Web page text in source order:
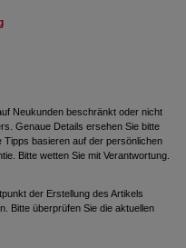
Neukunden beschränkt oder nicht
Genaue Details ersehen Sie bitte
Tipps basieren auf der persönlichen
Bitte wetten Sie mit Verantwortung.
der Erstellung des Artikels
Bitte überprüfen Sie die aktuellen